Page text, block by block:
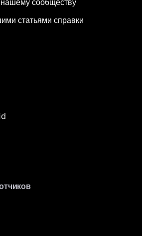
сообществу
статьями справки